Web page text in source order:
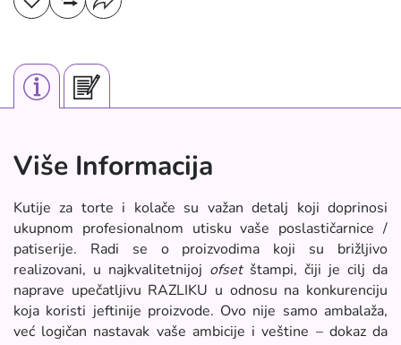
Više Informacija
Kutije za torte i kolače su važan detalj koji doprinosi
ukupnom profesionalnom utisku vaše poslastičarnice /
patiserije. Radi se o proizvodima koji su brižljivo
realizovani, u najkvalitetnijoj ofsetštampi, čiji je cilj da
naprave upečatljivu RAZLIKU u odnosu na konkurenciju
koja koristi jeftinije proizvode. Ovo nije samo ambalaža,
već logičan nastavak vaše ambicije i veštine – dokaz da